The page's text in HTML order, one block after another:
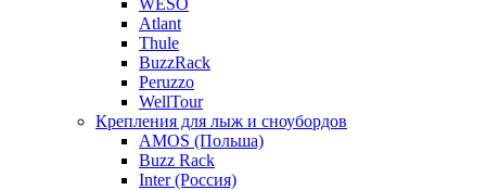
WESO
Atlant
Thule
BuzzRack
Peruzzo
WellTour
Крепления для лыж и сноубордов
AMOS (Польша)
Buzz Rack
Inter (Россия)